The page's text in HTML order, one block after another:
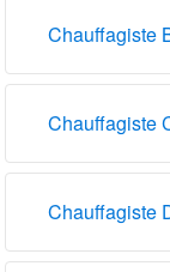
Chauffagiste
Chauffagiste
Chauffagiste